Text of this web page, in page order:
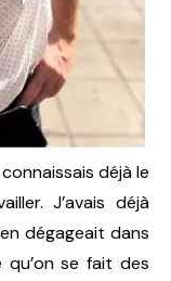
déjà le
J’avais déjà
dégageait dans
qu’on se fait des